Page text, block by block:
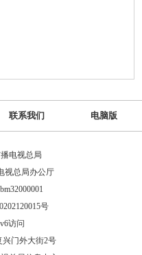
联系我们 电脑版
电视总局
视总局办公厅
号
访问
门外大街2号